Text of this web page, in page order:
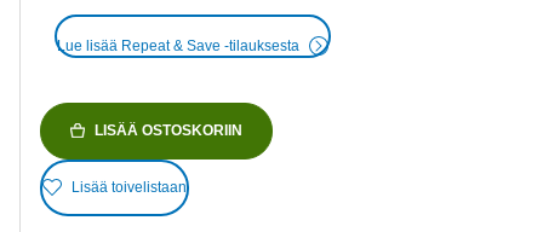
Lue lisää Repeat & Save -tilauksesta
LISÄÄ OSTOSKORIIN
Lisää toivelistaan